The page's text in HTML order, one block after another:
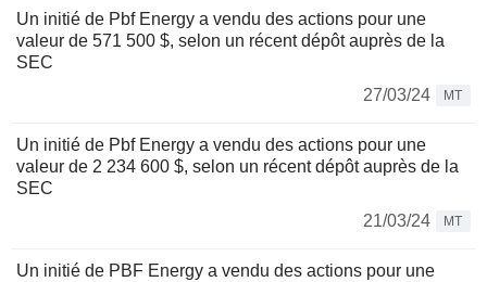
Un initié de Pbf Energy a vendu des actions pour une
valeur de 571 500 $, selon un récent dépôt auprès de la
SEC
27/03/24
MT
Un initié de Pbf Energy a vendu des actions pour une
valeur de 2 234 600 $, selon un récent dépôt auprès de la
SEC
21/03/24
MT
Un initié de PBF Energy a vendu des actions pour une